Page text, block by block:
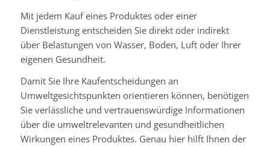
Mit jedem Kauf eines Produktes oder einer
Dienstleistung entscheiden Sie direkt oder indirekt
über Belastungen von Wasser, Boden, Luft oder Ihrer
eigenen Gesundheit.
Damit Sie Ihre Kaufentscheidungen an
Umweltgesichtspunkten orientieren können, benötigen
Sie verlässliche und vertrauenswürdige Informationen
über die umweltrelevanten und gesundheitlichen
Wirkungen eines Produktes. Genau hier hilft Ihnen der